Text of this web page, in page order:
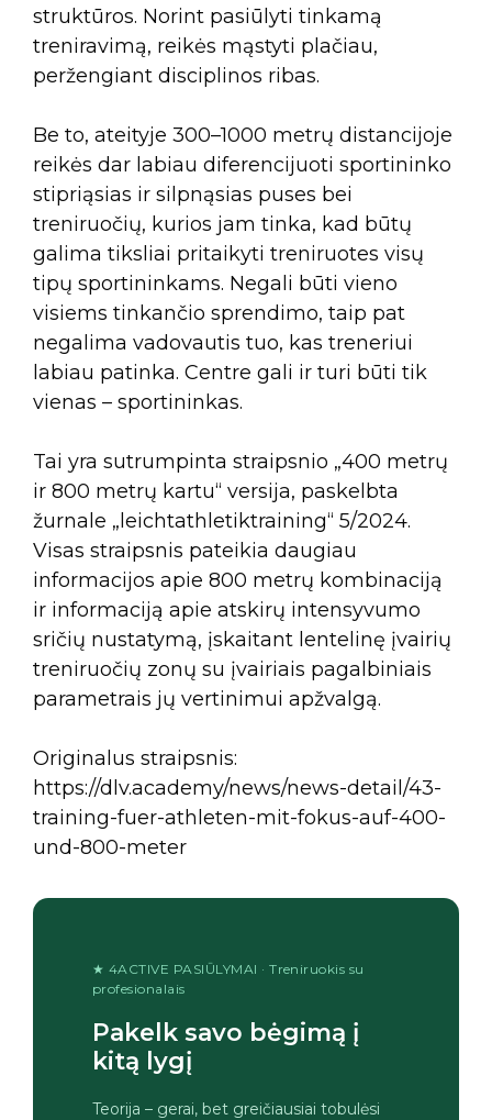
struktūros. Norint pasiūlyti tinkamą
treniravimą, reikės mąstyti plačiau,
peržengiant disciplinos ribas.
Be to, ateityje 300–1000 metrų distancijoje
reikės dar labiau diferencijuoti sportininko
stipriąsias ir silpnąsias puses bei
treniruočių, kurios jam tinka, kad būtų
galima tiksliai pritaikyti treniruotes visų
tipų sportininkams. Negali būti vieno
visiems tinkančio sprendimo, taip pat
negalima vadovautis tuo, kas treneriui
labiau patinka. Centre gali ir turi būti tik
vienas – sportininkas.
Tai yra sutrumpinta straipsnio „400 metrų
ir 800 metrų kartu“ versija, paskelbta
žurnale „leichtathletiktraining“ 5/2024.
Visas straipsnis pateikia daugiau
informacijos apie 800 metrų kombinaciją
ir informaciją apie atskirų intensyvumo
sričių nustatymą, įskaitant lentelinę įvairių
treniruočių zonų su įvairiais pagalbiniais
parametrais jų vertinimui apžvalgą.
Originalus straipsnis:
https://dlv.academy/news/news-detail/43-
training-fuer-athleten-mit-fokus-auf-400-
und-800-meter
★ 4ACTIVE PASIŪLYMAI · Treniruokis su
profesionalais
Pakelk savo bėgimą į
kitą lygį
Teorija – gerai, bet greičiausiai tobulėsi